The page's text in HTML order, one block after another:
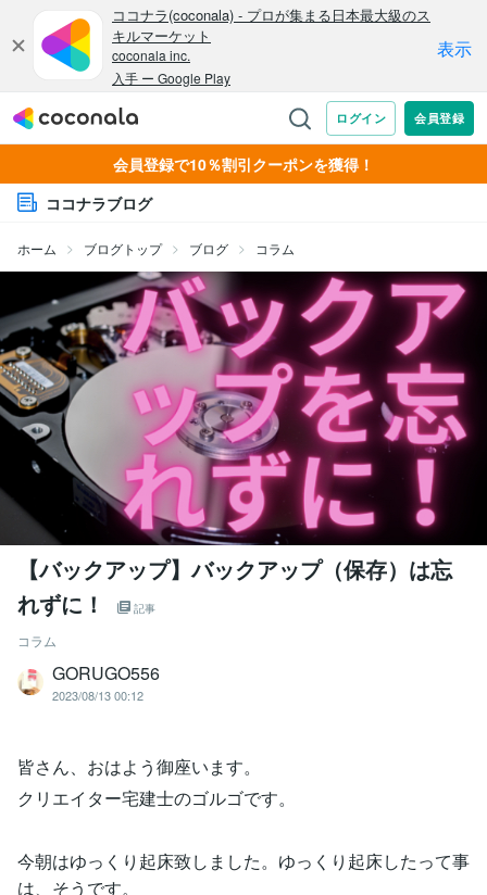
会員登録で10％割引クーポンを獲得！
ココナラブログ
ホーム ブログトップ ブログ コラム
【バックアップ】バックアップ（保存）は忘
れずに！
記事
コラム
GORUGO556
2023/08/13 00:12
皆さん、おはよう御座います。
クリエイター宅建士のゴルゴです。
今朝はゆっくり起床致しました。ゆっくり起床したって事
は、そうです。